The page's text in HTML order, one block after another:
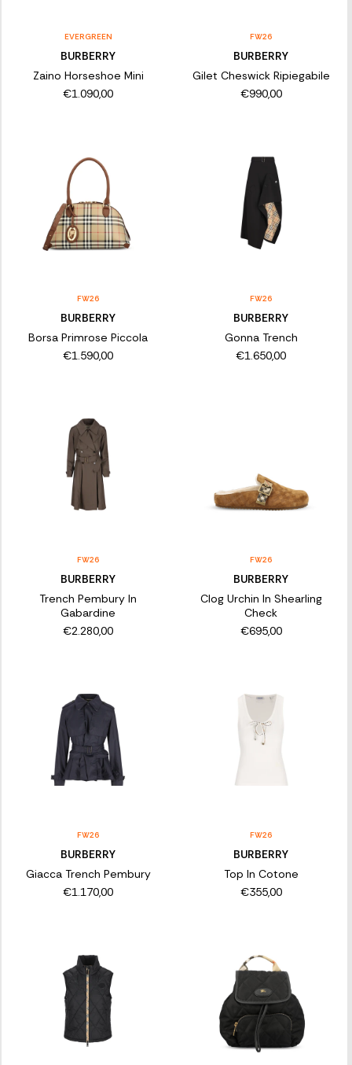
EVERGREEN
BURBERRY
Zaino Horseshoe Mini
€1.090,00
FW26
BURBERRY
Gilet Cheswick Ripiegabile
€990,00
FW26
BURBERRY
Borsa Primrose Piccola
€1.590,00
FW26
BURBERRY
Gonna Trench
€1.650,00
FW26
BURBERRY
Trench Pembury In
Gabardine
€2.280,00
FW26
BURBERRY
Clog Urchin In Shearling
Check
€695,00
FW26
BURBERRY
Giacca Trench Pembury
€1.170,00
FW26
BURBERRY
Top In Cotone
€355,00